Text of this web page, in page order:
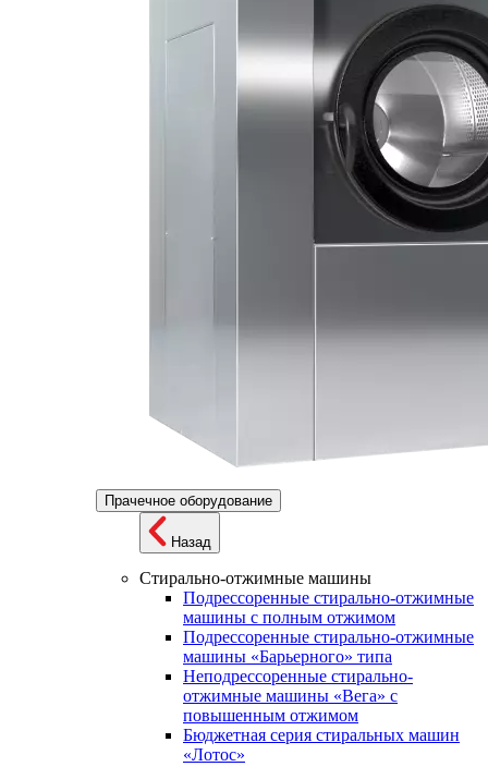
Прачечное оборудование
Назад
Стирально-отжимные машины
Подрессоренные стирально-отжимные
машины с полным отжимом
Подрессоренные стирально-отжимные
машины «Барьерного» типа
Неподрессоренные стирально-
отжимные машины «Вега» с
повышенным отжимом
Бюджетная серия стиральных машин
«Лотос»